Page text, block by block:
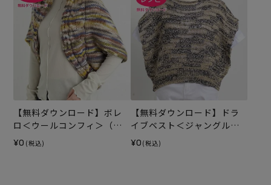
【無料ダウンロード】ボレ
ロ＜ウールコンフィ＞（レ
シピ）
¥0 (税込)
【無料ダウンロード】ドラ
イブベスト＜ジャングル＞
（レシピ）
¥0 (税込)